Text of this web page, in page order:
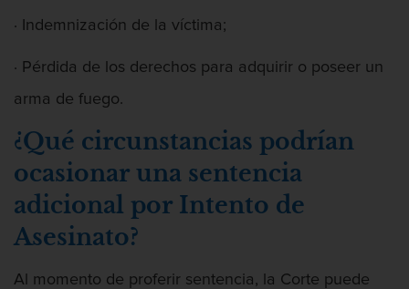
· Indemnización de la víctima;
· Pérdida de los derechos para adquirir o poseer un
arma de fuego.
¿Qué circunstancias podrían
ocasionar una sentencia
adicional por Intento de
Asesinato?
Al momento de proferir sentencia, la Corte puede